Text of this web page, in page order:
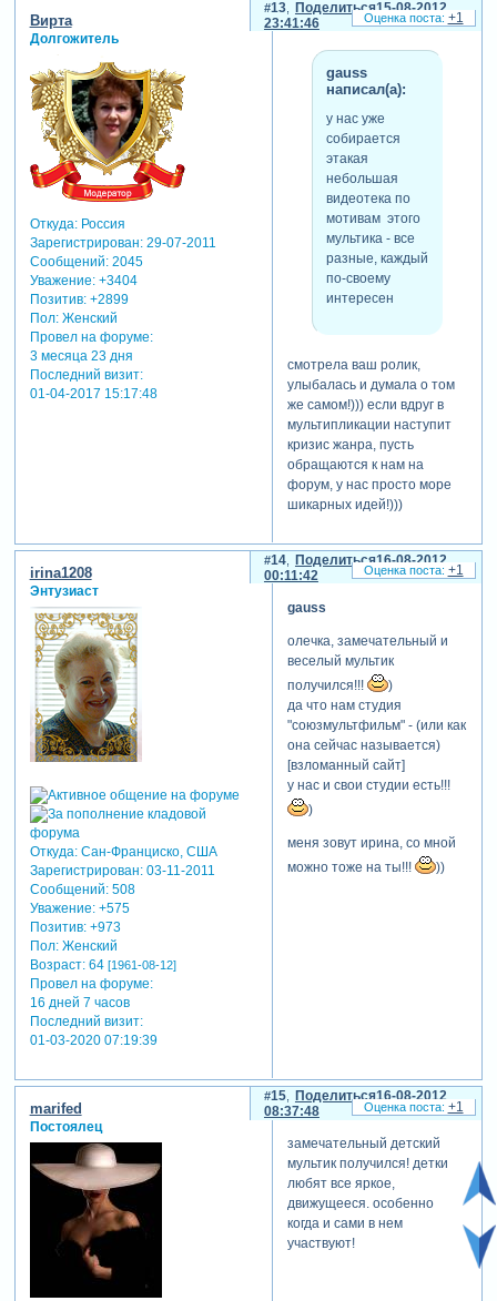
Поделиться
13
15-08-2012
23:41:46
Вирта
Долгожитель
Откуда:Россия
Зарегистрирован: 29-07-2011
Сообщений:2045
Уважение: +3404
Позитив: +2899
Пол:Женский
Провел на форуме:
3 месяца 23 дня
Последний визит:
01-04-2017 15:17:48
gauss
написал(а):
у нас уже
собирается
этакая
небольшая
видеотека по
мотивам этого
мультика - все
разные, каждый
по-своему
интересен
смотрела ваш ролик,
улыбалась и думала о том
же самом!))) если вдруг в
мультипликации наступит
кризис жанра, пусть
обращаются к нам на
форум, у нас просто море
шикарных идей!)))
+1
Поделиться
14
16-08-2012
00:11:42
irina1208
Энтузиаст
Откуда:Сан-Франциско, США
Зарегистрирован: 03-11-2011
Сообщений:508
Уважение: +575
Позитив: +973
Пол:Женский
Возраст:64 [1961-08-12]
Провел на форуме:
16 дней 7 часов
Последний визит:
01-03-2020 07:19:39
gauss
олечка, замечательный и
веселый мультик
получился!!!
)
да что нам студия
"союзмультфильм" - (или как
она сейчас называется)
[взломанный сайт]
у нас и свои студии есть!!!
)
меня зовут ирина, со мной
можно тоже на ты!!!
))
+1
Поделиться
15
16-08-2012
08:37:48
marifed
Постоялец
замечательный детский
мультик получился! детки
любят все яркое,
движущееся. особенно
когда и сами в нем
участвуют!
+1